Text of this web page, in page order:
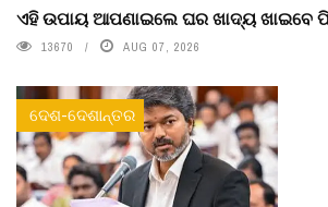
ଏହି ଉପାୟ ଆପଣାଇଲେ ଘର ଖାଦ୍ୟ ଖାଇବେ
13670 AUG 07, 2026
ଦେଶ-ଦେଶାନ୍ତର